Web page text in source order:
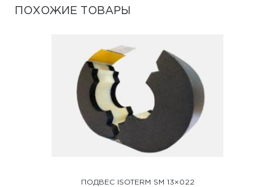
ПОХОЖИЕ ТОВАРЫ
ПОДВЕС ISOTERM SM 13×022